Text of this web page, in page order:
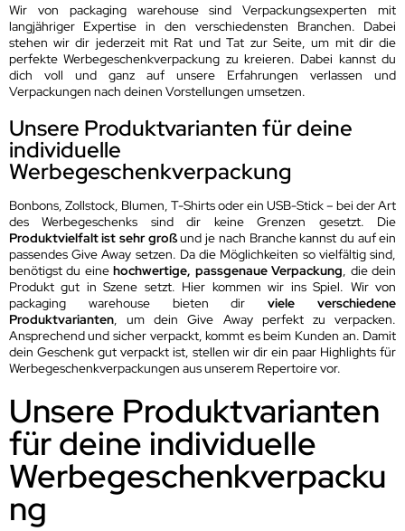
Wir von packaging warehouse sind Verpackungsexperten mit
langjähriger Expertise in den verschiedensten Branchen. Dabei
stehen wir dir jederzeit mit Rat und Tat zur Seite, um mit dir die
perfekte Werbegeschenkverpackung zu kreieren. Dabei kannst du
dich voll und ganz auf unsere Erfahrungen verlassen und
Verpackungen nach deinen Vorstellungen umsetzen.
Unsere Produktvarianten für deine
individuelle
Werbegeschenkverpackung
Bonbons, Zollstock, Blumen, T-Shirts oder ein USB-Stick – bei der Art
des Werbegeschenks sind dir keine Grenzen gesetzt. Die
Produktvielfalt ist sehr großund je nach Branche kannst du auf ein
passendes Give Away setzen. Da die Möglichkeiten so vielfältig sind,
benötigst du einehochwertige, passgenaue Verpackung, die dein
Produkt gut in Szene setzt. Hier kommen wir ins Spiel. Wir von
packaging warehouse bieten dirviele verschiedene
Produktvarianten, um dein Give Away perfekt zu verpacken.
Ansprechend und sicher verpackt, kommt es beim Kunden an. Damit
dein Geschenk gut verpackt ist, stellen wir dir ein paar Highlights für
Werbegeschenkverpackungen aus unserem Repertoire vor.
Unsere Produktvarianten
für deine individuelle
Werbegeschenkverpacku
ng